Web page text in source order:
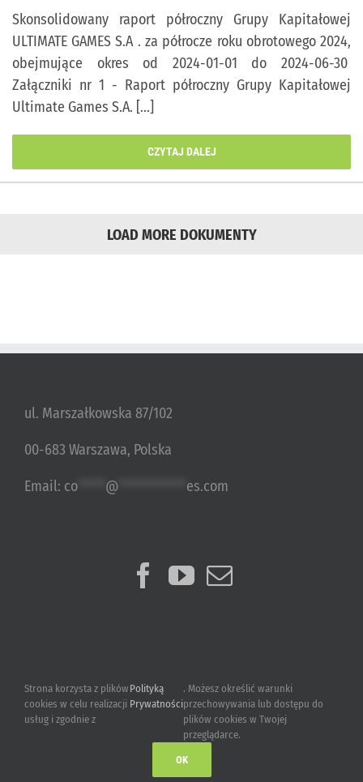
Skonsolidowany raport półroczny Grupy Kapitałowej
ULTIMATE GAMES S.A . za półrocze roku obrotowego 2024,
obejmujące okres od 2024-01-01 do 2024-06-30
Załączniki nr 1 - Raport półroczny Grupy Kapitałowej
Ultimate Games S.A. [...]
CZYTAJ DALEJ
LOAD MORE DOKUMENTY
ul. Marszałkowska 87/102
00-683 Warszawa, Polska
Email: co @ es.com
Strona korzysta z plików
cookies w celu realizacji
usług i zgodnie z
Polityką
Prywatności
. Możesz określić warunki
przechowywania lub dostępu do
plików cookies w Twojej
przeglądarce.
OK